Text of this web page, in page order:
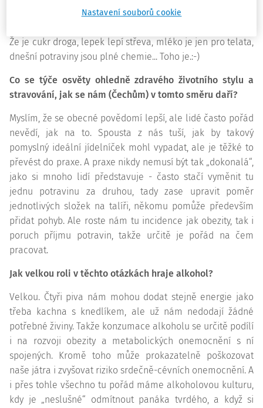
to například jsou?
Že je cukr droga, lepek lepí střeva, mléko je jen pro telata,
dnešní potraviny jsou plné chemie... Toho je.:-)
Co se týče osvěty ohledně zdravého životního stylu a
stravování, jak se nám (Čechům) v tomto směru daří?
Myslím, že se obecné povědomí lepší, ale lidé často pořád
nevědí, jak na to. Spousta z nás tuší, jak by takový
pomyslný ideální jídelníček mohl vypadat, ale je těžké to
převést do praxe. A praxe nikdy nemusí být tak „dokonalá“,
jako si mnoho lidí představuje - často stačí vyměnit tu
jednu potravinu za druhou, tady zase upravit poměr
jednotlivých složek na talíři, někomu pomůže především
přidat pohyb. Ale roste nám tu incidence jak obezity, tak i
poruch příjmu potravin, takže určitě je pořád na čem
pracovat.
Jak velkou roli v těchto otázkách hraje alkohol?
Velkou. Čtyři piva nám mohou dodat stejně energie jako
třeba kachna s knedlíkem, ale už nám nedodají žádné
potřebné živiny. Takže konzumace alkoholu se určitě podílí
i na rozvoji obezity a metabolických onemocnění s ní
spojených. Kromě toho může prokazatelně poškozovat
naše játra i zvyšovat riziko srdečně-cévních onemocnění. A
i přes tohle všechno tu pořád máme alkoholovou kulturu,
kdy je „neslušné“ odmítnout panáka tvrdého, a když si
Nastavení souborů cookie